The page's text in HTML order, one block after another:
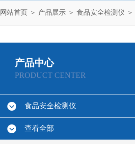
网站首页 ＞ 产品展示 ＞ 食品安全检测仪 ＞
产品中心
PRODUCT CENTER
食品安全检测仪
查看全部